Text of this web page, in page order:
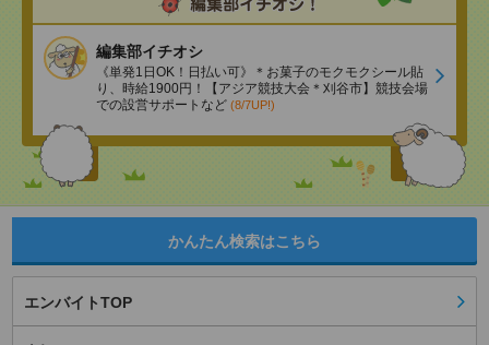
編集部イチオシ
《単発1日OK！日払い可》＊お菓子のモクモクシール貼
り、時給1900円！【アジア競技大会＊刈谷市】競技会場
での設営サポートなど (8/7UP!)
かんたん検索はこちら
エンバイトTOP